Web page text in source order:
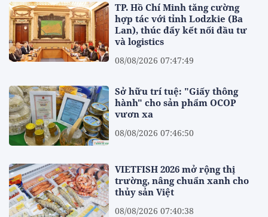
TP. Hồ Chí Minh tăng cường
hợp tác với tỉnh Lodzkie (Ba
Lan), thúc đẩy kết nối đầu tư
và logistics
08/08/2026 07:47:49
Sở hữu trí tuệ: "Giấy thông
hành" cho sản phẩm OCOP
vươn xa
08/08/2026 07:46:50
VIETFISH 2026 mở rộng thị
trường, nâng chuẩn xanh cho
thủy sản Việt
08/08/2026 07:40:38